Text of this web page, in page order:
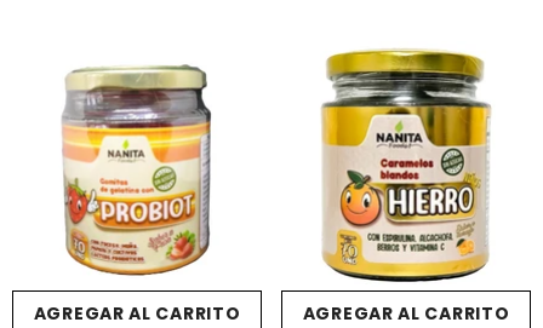
AGREGAR AL CARRITO AGREGAR AL CARRITO